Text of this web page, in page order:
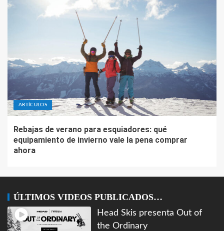
ARTÍCULOS
Rebajas de verano para esquiadores: qué
equipamiento de invierno vale la pena comprar
ahora
ÚLTIMOS VIDEOS PUBLICADOS…
Head Skis presenta Out of
the Ordinary